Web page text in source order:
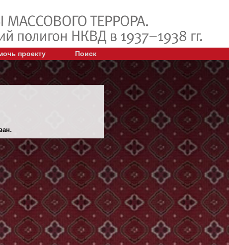
проекту Поиск